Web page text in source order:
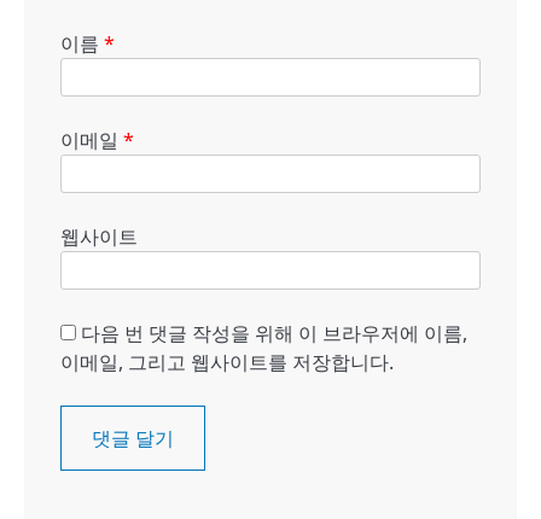
이름 *
이메일 *
웹사이트
다음 번 댓글 작성을 위해 이 브라우저에 이름,
이메일, 그리고 웹사이트를 저장합니다.